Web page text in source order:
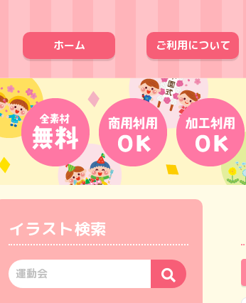
ホーム ご利用について
イラスト検索